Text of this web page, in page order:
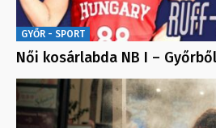
GYŐR - SPORT
Női kosárlabda NB I –